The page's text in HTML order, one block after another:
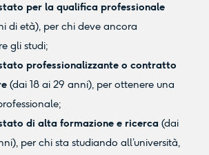
per la qualifica professionale
di età), per chi deve ancora
gli studi;
professionalizzante o contratto
(dai 18 ai 29 anni), per ottenere una
di alta formazione e ricerca (dai
per chi sta studiando all’università,